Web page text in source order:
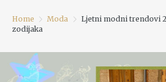
Home Moda
Ljetni modni trendovi
zodijaka